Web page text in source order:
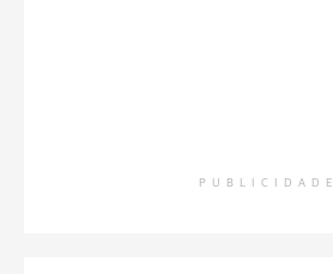
PUBLICIDADE